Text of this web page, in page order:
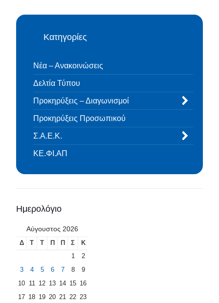
Κατηγορίες
Νέα – Ανακοινώσεις
Δελτία Τύπου
Προκηρύξεις – Διαγωνισμοί
Προκηρύξεις Προσωπικού
Σ.Α.Ε.Κ.
ΚΕ.ΦΙ.ΑΠ
Ημερολόγιο
Αύγουστος 2026
Δ Τ Τ Π Π Σ
Κ
1
2
3
4 5 6 7 8
9
10 11 12 13 14 15 16
17 18 19 20 21 22 23